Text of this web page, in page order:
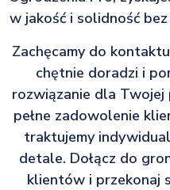
w jakość i solidność
Zachęcamy do
chętnie doradzi i
rozwiązanie dla Twojej
pełne zadowolenie
traktujemy
detale. Dołącz do
klientów i przekonaj